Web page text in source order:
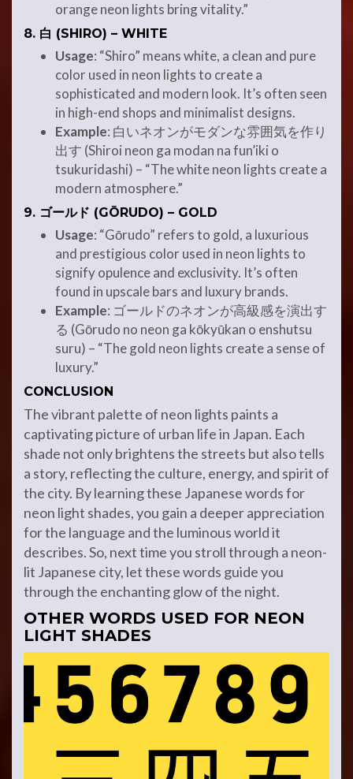
orange neon lights bring vitality.”
8. 白 (SHIRO) – WHITE
Usage: “Shiro” means white, a clean and pure
color used in neon lights to create a
sophisticated and modern look. It’s often seen
in high-end shops and minimalist designs.
Example: 白いネオンがモダンな雰囲気を作り
出す (Shiroi neon ga modan na fun’iki o
tsukuridashi) – “The white neon lights create a
modern atmosphere.”
9. ゴールド (GŌRUDO) – GOLD
Usage: “Gōrudo” refers to gold, a luxurious
and prestigious color used in neon lights to
signify opulence and exclusivity. It’s often
found in upscale bars and luxury brands.
Example: ゴールドのネオンが高級感を演出す
る (Gōrudo no neon ga kōkyūkan o enshutsu
suru) – “The gold neon lights create a sense of
luxury.”
CONCLUSION
The vibrant palette of neon lights paints a
captivating picture of urban life in Japan. Each
shade not only brightens the streets but also tells
a story, reflecting the culture, energy, and spirit of
the city. By learning these Japanese words for
neon light shades, you gain a deeper appreciation
for the language and the luminous world it
describes. So, next time you stroll through a neon-
lit Japanese city, let these words guide you
through the enchanting glow of the night.
OTHER WORDS USED FOR NEON
LIGHT SHADES